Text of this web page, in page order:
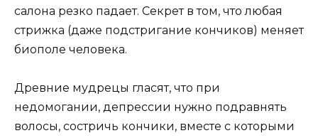
салона резко падает. Секрет в том, что любая
стрижка (даже подстригание кончиков) меняет
биополе человека.
Древние мудрецы гласят, что при
недомогании, депрессии нужно подравнять
волосы, состричь кончики, вместе с которыми